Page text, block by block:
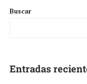
Buscar
Entradas